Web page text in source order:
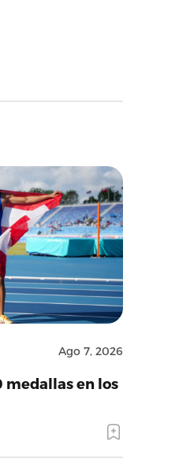
Ago 7, 2026
medallas en los